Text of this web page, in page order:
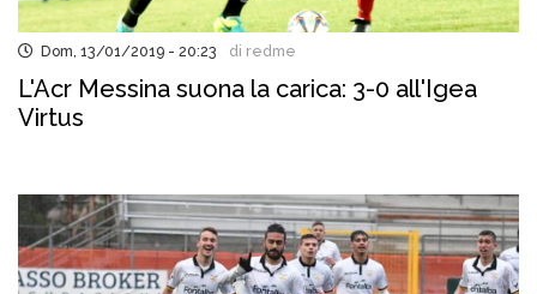
Dom, 13/01/2019 - 20:23 di redme
L'Acr Messina suona la carica: 3-0 all'Igea
Virtus